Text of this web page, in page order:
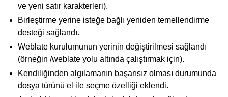
ve yeni satır karakterleri).
Birleştirme yerine isteğe bağlı yeniden temellendirme
desteği sağlandı.
Weblate kurulumunun yerinin değiştirilmesi sağlandı
(örneğin /weblate yolu altında çalıştırmak için).
Kendiliğinden algılamanın başarısız olması durumunda
dosya türünü el ile seçme özelliği eklendi.